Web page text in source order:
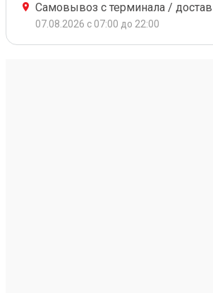
Самовывоз с терминала /
07.08.2026 с 07:00 до 22:00